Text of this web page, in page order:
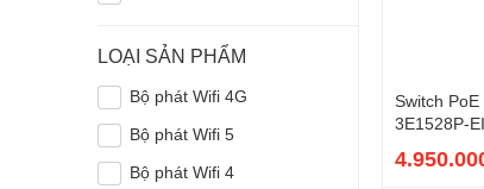
LOẠI SẢN PHẨM
Bộ phát Wifi 4G
Bộ phát Wifi 5
Bộ phát Wifi 4
Switch
3E1528P-
uplink